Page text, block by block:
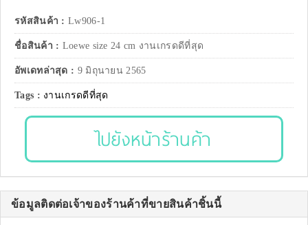
รหัสสินค้า : Lw906-1
ชื่อสินค้า : Loewe size 24 cm งานเกรดดีที่สุด
อัพเดทล่าสุด : 9 มิถุนายน 2565
Tags : งานเกรดดีที่สุด
ไปยังหน้าร้านค้า
ข้อมูลติดต่อเจ้าของร้านค้าที่ขายสินค้าชิ้นนี้